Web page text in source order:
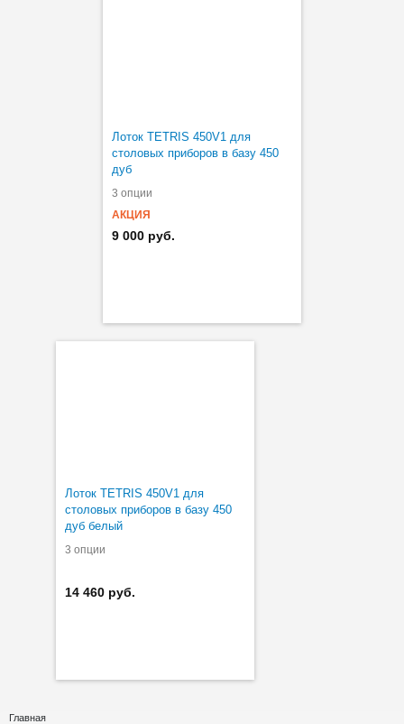
Лоток TETRIS 450V1 для
столовых приборов в базу 450
дуб
3 опции
АКЦИЯ
9 000 руб.
Лоток TETRIS 450V1 для
столовых приборов в базу 450
дуб белый
3 опции
14 460 руб.
Главная